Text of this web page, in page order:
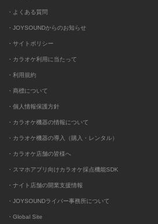
・よくある質問
・JOYSOUNDからのお知らせ
・サイトポリシー
・カラオケ利用に当たって
・利用規約
・商標について
・個人情報保護方針
・カラオケ機器の情報について
・カラオケ機器の導入（購入・レンタル）
・カラオケ店舗の皆様へ
・スマホアプリ向けカラオケ採点機能SDK
・ナイト店舗の開業支援情報
・JOYSOUNDライバー事務所について
・Global Site